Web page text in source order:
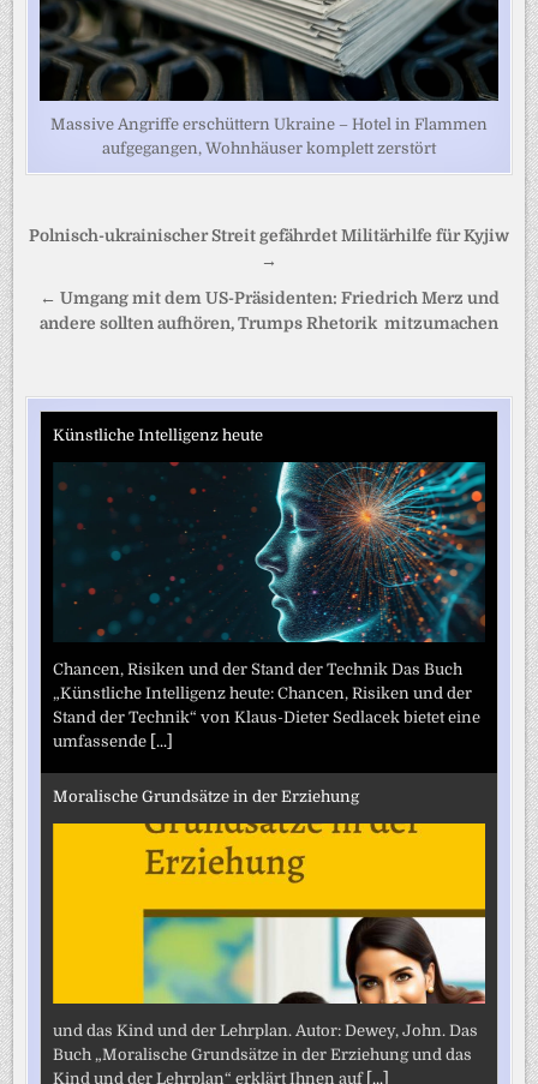
Massive Angriffe erschüttern Ukraine – Hotel in Flammen
aufgegangen, Wohnhäuser komplett zerstört
Beitragsnavigation
Polnisch-ukrainischer Streit gefährdet Militärhilfe für Kyjiw
→
← Umgang mit dem US-Präsidenten: Friedrich Merz und
andere sollten aufhören, Trumps Rhetorik mitzumachen
Künstliche Intelligenz heute
Chancen, Risiken und der Stand der Technik Das Buch
„Künstliche Intelligenz heute: Chancen, Risiken und der
Stand der Technik“ von Klaus-Dieter Sedlacek bietet eine
umfassende [...]
Moralische Grundsätze in der Erziehung
und das Kind und der Lehrplan. Autor: Dewey, John. Das
Buch „Moralische Grundsätze in der Erziehung und das
Kind und der Lehrplan“ erklärt Ihnen auf [...]